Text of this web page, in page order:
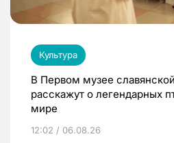
Культура
В Первом музее
расскажут о легендарных
мире
12:02 / 06.08.26